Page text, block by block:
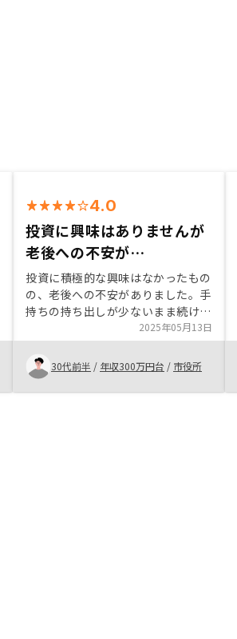
4.0
投資に興味はありませんが
老後への不安が…
投資に積極的な興味はなかったもの
の、老後への不安がありました。手
持ちの持ち出しが少ないまま続けら
れること、RENOSYの一気通貫の管
理体制と実績に安心感を覚え、面談
担当者がリスクへの質問に真摯に答
えてくれたことが購入の決め手にな
りました。
2025年05月13日
30代前半 / 年収300万円台 / 市役所